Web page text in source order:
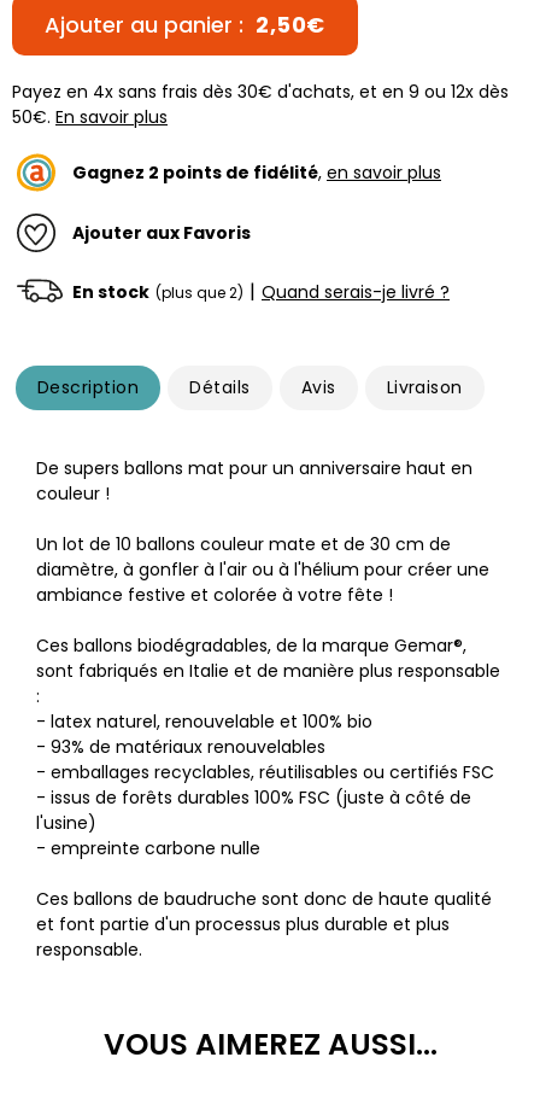
Ajouter au panier : 2,50€
Payez en 4x sans frais dès 30€ d'achats, et en 9 ou 12x dès
50€. En savoir plus
Gagnez 2 points de fidélité, en savoir plus
Ajouter aux Favoris
En stock (plus que 2) | Quand serais-je livré ?
Description Détails Avis Livraison
De supers ballons mat pour un anniversaire haut en
couleur !
Un lot de 10 ballons couleur mate et de 30 cm de
diamètre, à gonfler à l'air ou à l'hélium pour créer une
ambiance festive et colorée à votre fête !
Ces ballons biodégradables, de la marque Gemar®,
sont fabriqués en Italie et de manière plus responsable
:
- latex naturel, renouvelable et 100% bio
- 93% de matériaux renouvelables
- emballages recyclables, réutilisables ou certifiés FSC
- issus de forêts durables 100% FSC (juste à côté de
l'usine)
- empreinte carbone nulle
Ces ballons de baudruche sont donc de haute qualité
et font partie d'un processus plus durable et plus
responsable.
VOUS AIMEREZ AUSSI...